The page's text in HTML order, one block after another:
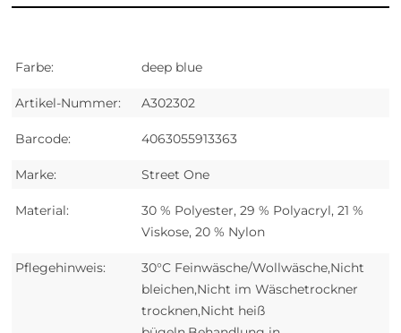
Farbe: deep blue
Artikel-Nummer: A302302
Barcode: 4063055913363
Marke: Street One
Material:
30 % Polyester, 29 % Polyacryl, 21 %
Viskose, 20 % Nylon
Pflegehinweis:
30°C Feinwäsche/Wollwäsche,Nicht
bleichen,Nicht im Wäschetrockner
trocknen,Nicht heiß